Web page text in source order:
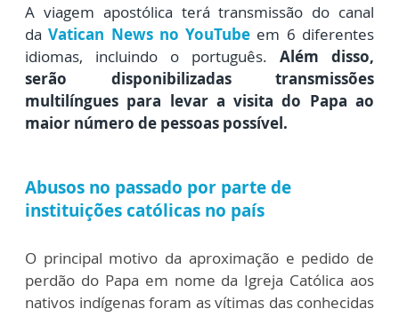
A viagem apostólica terá transmissão do canal
daVatican News no YouTube em 6 diferentes
idiomas, incluindo o português. Além disso,
serão disponibilizadas transmissões
multilíngues para levar a visita do Papa ao
maior número de pessoas possível.
Abusos no passado por parte de
instituições católicas no país
O principal motivo da aproximação e pedido de
perdão do Papa em nome da Igreja Católica aos
nativos indígenas foram as vítimas das conhecidas